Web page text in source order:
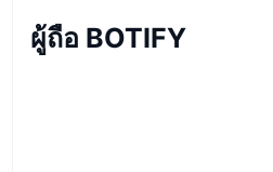
ผู้ถือ BOTIFY